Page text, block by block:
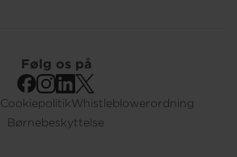
CookiepolitikWhistleblowerordning
Børnebeskyttelse
Følg os på